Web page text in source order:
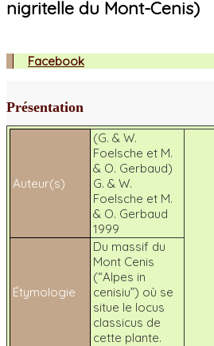
Facebook
nigritelle du Mont-Cenis)
Présentation
Auteur(s)
(G. & W.
Foelsche et M.
& O. Gerbaud)
G. & W.
Foelsche et M.
& O. Gerbaud
1999
Étymologie
Du massif du
Mont Cenis
(“Alpes in
cenisiu”) où se
situe le locus
classicus de
cette plante.